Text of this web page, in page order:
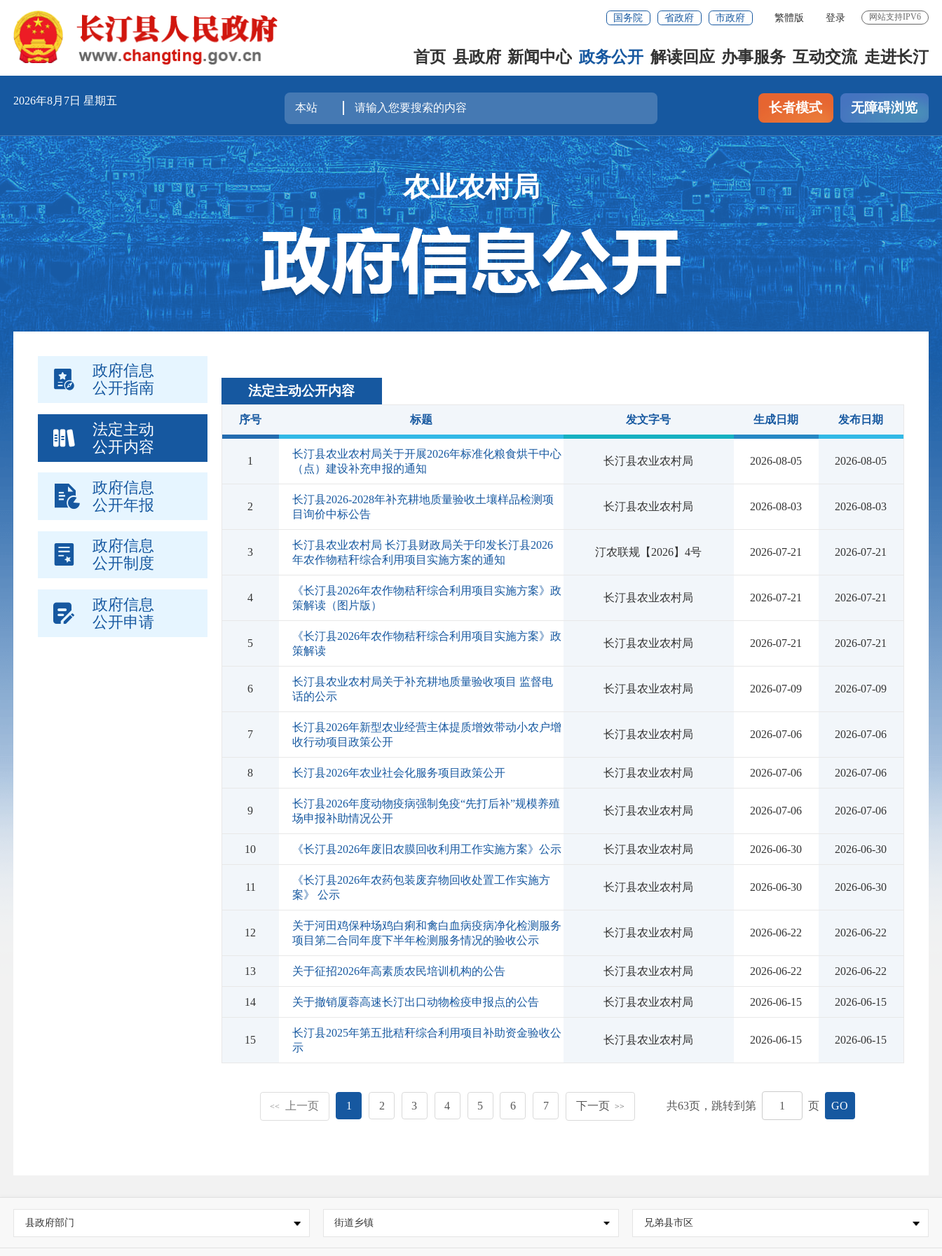
国务院 省政府 市政府 繁體版 登录 网站支持IPV6
首页 县政府 新闻中心 政务公开 解读回应 办事服务 互动交流 走进长汀
2026年8月7日 星期五 长者模式 无障碍浏览
农业农村局
政府信息
公开指南
法定主动
公开内容
政府信息
公开年报
政府信息
公开制度
政府信息
公开申请
法定主动公开内容
序号 标题 发文字号 生成日期 发布日期
1
长汀县农业农村局关于开展2026年标准化粮食烘干中心
（点）建设补充申报的通知
长汀县农业农村局 2026-08-05 2026-08-05
2
长汀县2026-2028年补充耕地质量验收土壤样品检测项
目询价中标公告
长汀县农业农村局 2026-08-03 2026-08-03
3
长汀县农业农村局 长汀县财政局关于印发长汀县2026
年农作物秸秆综合利用项目实施方案的通知
汀农联规【2026】4号 2026-07-21 2026-07-21
4
《长汀县2026年农作物秸秆综合利用项目实施方案》政
策解读（图片版）
长汀县农业农村局 2026-07-21 2026-07-21
5
《长汀县2026年农作物秸秆综合利用项目实施方案》政
策解读
长汀县农业农村局 2026-07-21 2026-07-21
6
长汀县农业农村局关于补充耕地质量验收项目 监督电
话的公示
长汀县农业农村局 2026-07-09 2026-07-09
7
长汀县2026年新型农业经营主体提质增效带动小农户增
收行动项目政策公开
长汀县农业农村局 2026-07-06 2026-07-06
8 长汀县2026年农业社会化服务项目政策公开 长汀县农业农村局 2026-07-06 2026-07-06
9
长汀县2026年度动物疫病强制免疫“先打后补”规模养殖
场申报补助情况公开
长汀县农业农村局 2026-07-06 2026-07-06
10 《长汀县2026年废旧农膜回收利用工作实施方案》公示 长汀县农业农村局 2026-06-30 2026-06-30
11
《长汀县2026年农药包装废弃物回收处置工作实施方
案》 公示
长汀县农业农村局 2026-06-30 2026-06-30
12
关于河田鸡保种场鸡白痢和禽白血病疫病净化检测服务
项目第二合同年度下半年检测服务情况的验收公示
长汀县农业农村局 2026-06-22 2026-06-22
13 关于征招2026年高素质农民培训机构的公告 长汀县农业农村局 2026-06-22 2026-06-22
14 关于撤销厦蓉高速长汀出口动物检疫申报点的公告 长汀县农业农村局 2026-06-15 2026-06-15
15
长汀县2025年第五批秸秆综合利用项目补助资金验收公
示
长汀县农业农村局 2026-06-15 2026-06-15
<< 上一页 1 2 3 4 5 6 7 下一页 >> 共63页，跳转到第 页 GO
县政府部门 街道乡镇 兄弟县市区